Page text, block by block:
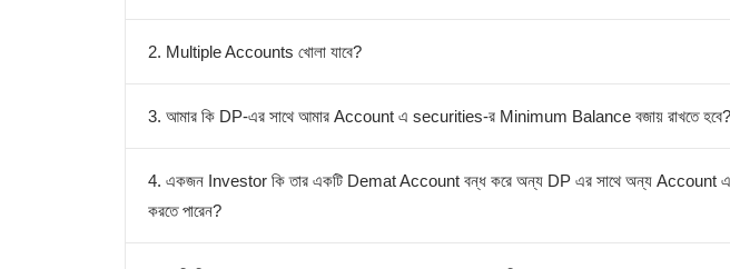
2. Multiple Accounts খোলা যাবে?
3. আমার কি DP-এর সাথে আমার Account এ securities-র Minimum Balance বজায় রাখতে হবে?
4. একজন Investor কি তার একটি Demat Account বন্ধ করে অন্য DP এর সাথে অন্য
করতে পারেন?